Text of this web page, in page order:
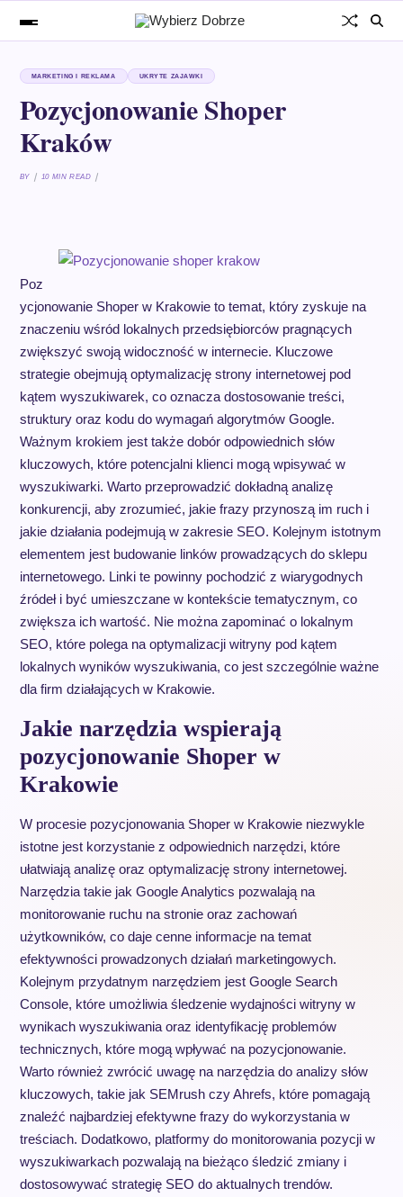
MARKETING I REKLAMA UKRYTE ZAJAWKI
Pozycjonowanie Shoper
Kraków
BY 10 MIN READ
Poz
ycjonowanie Shoper w Krakowie to temat, który zyskuje na
znaczeniu wśród lokalnych przedsiębiorców pragnących
zwiększyć swoją widoczność w internecie. Kluczowe
strategie obejmują optymalizację strony internetowej pod
kątem wyszukiwarek, co oznacza dostosowanie treści,
struktury oraz kodu do wymagań algorytmów Google.
Ważnym krokiem jest także dobór odpowiednich słów
kluczowych, które potencjalni klienci mogą wpisywać w
wyszukiwarki. Warto przeprowadzić dokładną analizę
konkurencji, aby zrozumieć, jakie frazy przynoszą im ruch i
jakie działania podejmują w zakresie SEO. Kolejnym istotnym
elementem jest budowanie linków prowadzących do sklepu
internetowego. Linki te powinny pochodzić z wiarygodnych
źródeł i być umieszczane w kontekście tematycznym, co
zwiększa ich wartość. Nie można zapominać o lokalnym
SEO, które polega na optymalizacji witryny pod kątem
lokalnych wyników wyszukiwania, co jest szczególnie ważne
dla firm działających w Krakowie.
Jakie narzędzia wspierają
pozycjonowanie Shoper w
Krakowie
W procesie pozycjonowania Shoper w Krakowie niezwykle
istotne jest korzystanie z odpowiednich narzędzi, które
ułatwiają analizę oraz optymalizację strony internetowej.
Narzędzia takie jak Google Analytics pozwalają na
monitorowanie ruchu na stronie oraz zachowań
użytkowników, co daje cenne informacje na temat
efektywności prowadzonych działań marketingowych.
Kolejnym przydatnym narzędziem jest Google Search
Console, które umożliwia śledzenie wydajności witryny w
wynikach wyszukiwania oraz identyfikację problemów
technicznych, które mogą wpływać na pozycjonowanie.
Warto również zwrócić uwagę na narzędzia do analizy słów
kluczowych, takie jak SEMrush czy Ahrefs, które pomagają
znaleźć najbardziej efektywne frazy do wykorzystania w
treściach. Dodatkowo, platformy do monitorowania pozycji w
wyszukiwarkach pozwalają na bieżąco śledzić zmiany i
dostosowywać strategię SEO do aktualnych trendów.